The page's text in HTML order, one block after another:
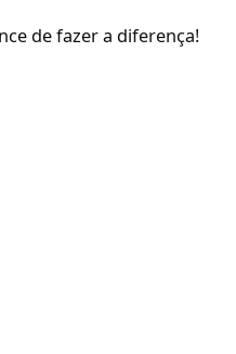
de fazer a diferença!